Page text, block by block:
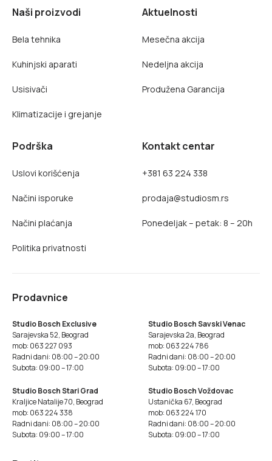
Naši proizvodi
Bela tehnika
Kuhinjski aparati
Usisivači
Klimatizacije i grejanje
Aktuelnosti
Mesečna akcija
Nedeljna akcija
Produžena Garancija
Podrška
Uslovi korišćenja
Načini isporuke
Načini plaćanja
Politika privatnosti
Kontakt centar
+381 63 224 338
prodaja@studiosm.rs
Ponedeljak – petak: 8 – 20h
Prodavnice
Studio Bosch Exclusive
Sarajevska 52, Beograd
mob: 063 227 093
Radni dani: 08:00 – 20:00
Subota: 09:00 – 17:00
Studio Bosch Savski Venac
Sarajevska 2a, Beograd
mob: 063 224 786
Radni dani: 08:00 – 20:00
Subota: 09:00 – 17:00
Studio Bosch Stari Grad
Kraljice Natalije 70, Beograd
mob: 063 224 338
Radni dani: 08:00 – 20:00
Subota: 09:00 – 17:00
Studio Bosch Voždovac
Ustanička 67, Beograd
mob: 063 224 170
Radni dani: 08:00 – 20:00
Subota: 09:00 – 17:00